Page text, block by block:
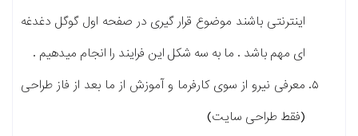
اینترنتی باشند موضوع قرار گیری در صفحه اول گوگل دغدغه
ای مهم باشد . ما به سه شکل این فرایند را انجام میدهیم .
معرفی نیرو از سوی کارفرما و آموزش از ما بعد از فاز طراحی
(فقط طراحی سایت)